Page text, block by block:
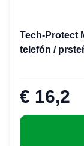
Tech-Protect
telefón /
€ 16,2